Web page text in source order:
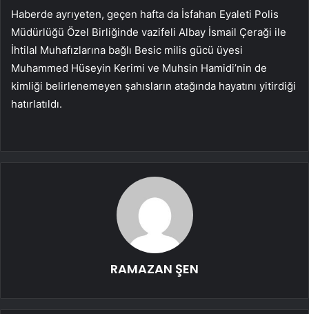
Haberde ayrıyeten, geçen hafta da İsfahan Eyaleti Polis
Müdürlüğü Özel Birliğinde vazifeli Albay İsmail Çeraği ile
İhtilal Muhafızlarına bağlı Besic milis gücü üyesi
Muhammed Hüseyin Kerimi ve Muhsin Hamidi’nin de
kimliği belirlenemeyen şahısların atağında hayatını yitirdiği
hatırlatıldı.
RAMAZAN ŞEN